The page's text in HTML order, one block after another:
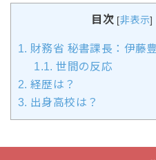
目次 [非表示]
1. 財務省 秘書課長：伊藤
1.1. 世間の反応
2. 経歴は？
3. 出身高校は？